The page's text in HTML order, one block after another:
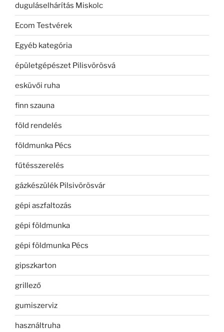
duguláselhárítás Miskolc
Ecom Testvérek
Egyéb kategória
épületgépészet Pilisvörösvá
esküvői ruha
finn szauna
föld rendelés
földmunka Pécs
fűtésszerelés
gázkészülék Pilsivörösvár
gépi aszfaltozás
gépi földmunka
gépi földmunka Pécs
gipszkarton
grillező
gumiszerviz
használtruha